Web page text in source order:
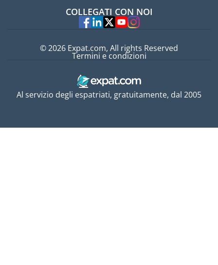
Esperti
COLLEGATI CON NOI
Al servizio degli espatriati, gratuitamente, dal 2005
© 2026 Expat.com, All rights Reserved
Termini e condizioni